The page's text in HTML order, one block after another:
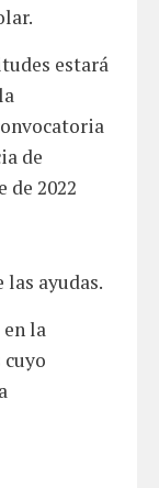
estará
de
de 2022
ayudas.
en la